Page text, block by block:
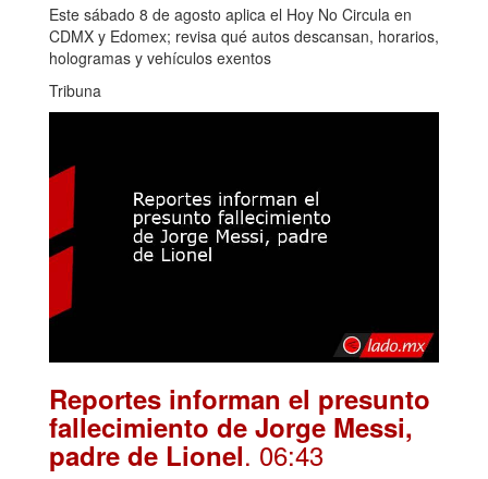
Este sábado 8 de agosto aplica el Hoy No Circula en
CDMX y Edomex; revisa qué autos descansan, horarios,
hologramas y vehículos exentos
Tribuna
Reportes informan el presunto
fallecimiento de Jorge Messi,
padre de Lionel. 06:43